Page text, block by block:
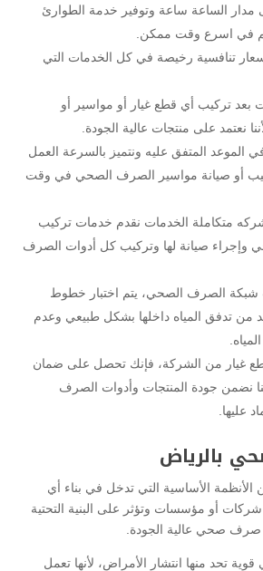
مدار الساعة ساعة وتوفير خدمة الطوارئ
في اسرع وقت ممكن.
أسعار تنافسية رخيصة في كل الخدمات التي
بعد تركيب أي قطع غيار أو مواسير أو
نعتمد على منتجات عالية الجودة.
الموعد المتفق عليه ونتميز بالسرعة العمل
أو صيانة مواسير الصرف الصحي في وقت
متكاملة الخدمات نقدم خدمات تركيب
وإجراء صيانة لها وتركيب كل أدوات الصرف
شبكة الصرف الصحي، يتم اختبار خطوط
من تدفق المياه داخلها بشكل طبيعي وعدم
غيار من الشركة، فإنك تحصل على ضمان
نضمن جودة المنتجات وأدوات الصرف
عليها.
بالرياض
الأساسية التي تدخل في بناء أي
أو مؤسسات وتؤثر على البنية التحتية
صرف صحي عالية الجودة.
تحد منها انتشار الأمراض، لأنها تعمل